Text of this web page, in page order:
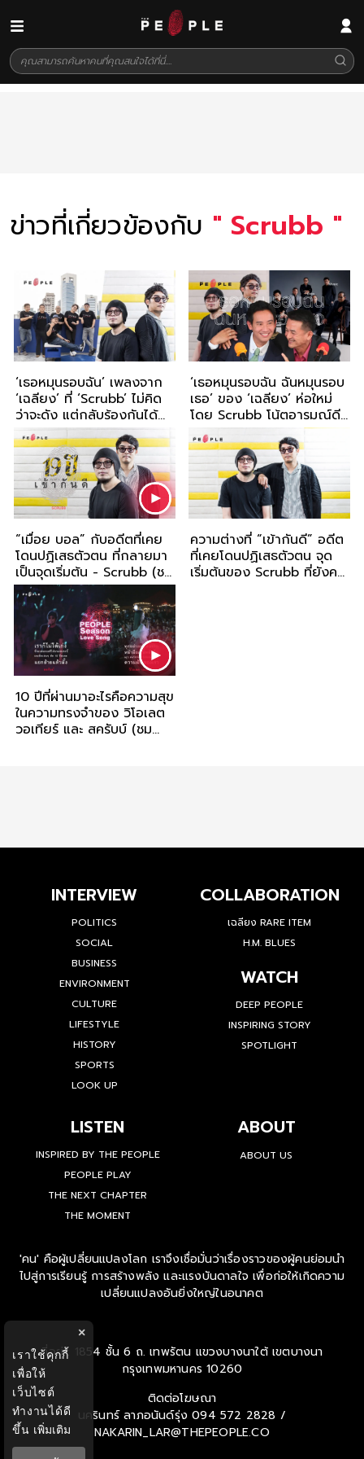
ข่าวที่เกี่ยวข้องกับ " Scrubb "
‘เธอหมุนรอบฉัน’ เพลงจาก
‘เฉลียง’ ที่ ‘Scrubb’ ไม่คิด
ว่าจะดัง แต่กลับร้องกันได้
ทุกคน
‘เธอหมุนรอบฉัน ฉันหมุนรอบ
เธอ’ ของ ‘เฉลียง’ ห่อใหม่
โดย Scrubb โน้ตอารมณ์ดีที่
เข้าถึงทุกคน
“เมื่อย บอล” กับอดีตที่เคย
โดนปฏิเสธตัวตน ที่กลายมา
เป็นจุดเริ่มต้น - Scrubb (ชม
คลิป)
ความต่างที่ “เข้ากันดี” อดีต
ที่เคยโดนปฏิเสธตัวตน จุด
เริ่มต้นของ Scrubb ที่ยังคง
10 ปีที่ผ่านมาอะไรคือความสุข
ในความทรงจำของ วิโอเลต
วอเทียร์ และ สครับบ์ (ชม
INTERVIEW
POLITICS
SOCIAL
BUSINESS
ENVIRONMENT
CULTURE
LIFESTYLE
HISTORY
SPORTS
LOOK UP
COLLABORATION
เฉลียง RARE ITEM
H.M. BLUES
WATCH
DEEP PEOPLE
INSPIRING STORY
SPOTLIGHT
LISTEN
INSPIRED BY THE PEOPLE
PEOPLE PLAY
THE NEXT CHAPTER
THE MOMENT
ABOUT
ABOUT US
'คน' คือผู้เปลี่ยนแปลงโลก เราจึงเชื่อมั่นว่าเรื่องราวของผู้คนย่อมนำ
ไปสู่การเรียนรู้ การสร้างพลัง และแรงบันดาลใจ เพื่อก่อให้เกิดความ
เปลี่ยนแปลงอันยิ่งใหญ่ในอนาคต
ที่อยู่ : 1854 ชั้น 6 ถ. เทพรัตน แขวงบางนาใต้ เขตบางนา
กรุงเทพมหานคร 10260
ติดต่อโฆษณา
นครินทร์ ลาภอนันด์รุ่ง 094 572 2828 /
NAKARIN_LAR@THEPEOPLE.CO
×
เราใช้คุกกี้
เพื่อให้
เว็บไซต์
ทำงานได้ดี
ขึ้น เพิ่มเติม